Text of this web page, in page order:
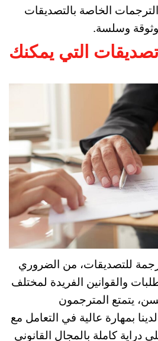
الخاصة بالتصديقات
وسلسة.
التي يمكنك
للتصديقات، من الضروري
والقوانين الفريدة لمختلف
يتمتع المترجمون
بمهارة عالية في التعامل مع
دراية كاملة بالمجال القانوني